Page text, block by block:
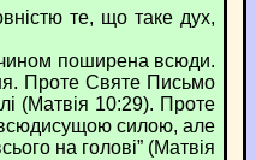
те, що таке дух,
поширена всюди.
Проте Святе Письмо
(Матвія 10:29). Проте
всюдисущою силою, але
на голові” (Матвія